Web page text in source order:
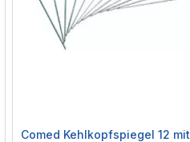
Comed Kehlkopfspiegel 12 mit